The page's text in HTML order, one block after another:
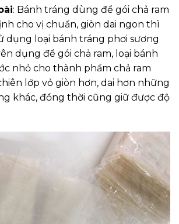
: Bánh tráng dùng để gói chả ram
cho vị chuẩn, giòn dai ngon thì
dụng loại bánh tráng phơi sương
dụng để gói chả ram, loại bánh
nhỏ cho thành phẩm chả ram
lớp vỏ giòn hơn, dai hơn những
khác, đồng thời cũng giữ được độ